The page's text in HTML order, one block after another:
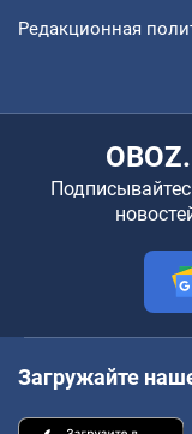
Редакционная
Загружайте